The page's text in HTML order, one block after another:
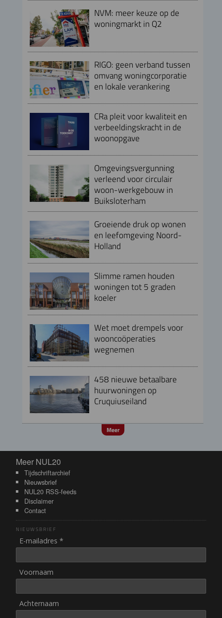
NVM: meer keuze op de
woningmarkt in Q2
RIGO: geen verband tussen
omvang woningcorporatie
en lokale verankering
CRa pleit voor kwaliteit en
verbeeldingskracht in de
woonopgave
Omgevingsvergunning
verleend voor circulair
woon-werkgebouw in
Buiksloterham
Groeiende druk op wonen
en leefomgeving Noord-
Holland
Slimme ramen houden
woningen tot 5 graden
koeler
Wet moet drempels voor
wooncoöperaties
wegnemen
458 nieuwe betaalbare
huurwoningen op
Cruquiuseiland
Meer
Meer NUL20
Meer NUL20
Tijdschriftarchief
Nieuwsbrief
NUL20 RSS-feeds
Disclaimer
Contact
NIEUWSBRIEF
E-mailadres *
Voornaam
Achternaam